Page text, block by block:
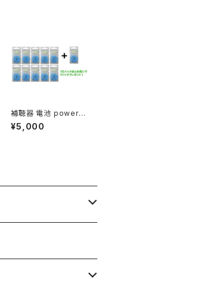
補聴器 電池 poweron
e パワーワン PR44 (p
675)１０パックまとめ買
¥5,000